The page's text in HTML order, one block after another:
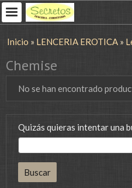
Inicio » LENCERIA EROTICA »
Chemise
No se han encontrado
Quizás quieras intentar una